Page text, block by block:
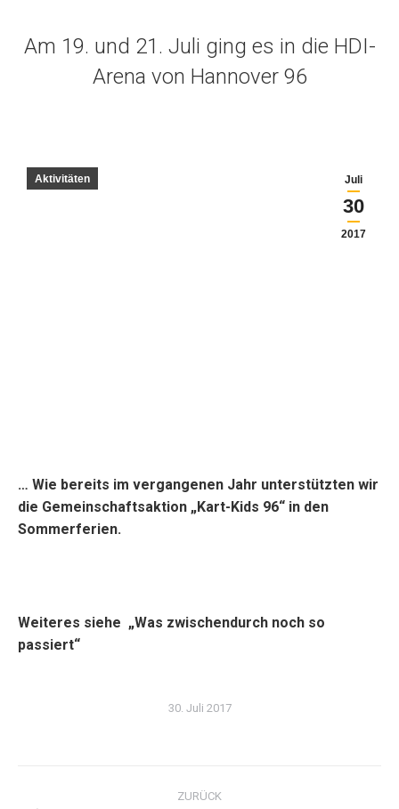
Am 19. und 21. Juli ging es in die HDI-
Arena von Hannover 96
Juli
30
2017
Aktivitäten
… Wie bereits im vergangenen Jahr unterstützten wir
die Gemeinschaftsaktion „Kart-Kids 96“ in den
Sommerferien.
Weiteres siehe „Was zwischendurch noch so
passiert“
30. Juli 2017
ZURÜCK